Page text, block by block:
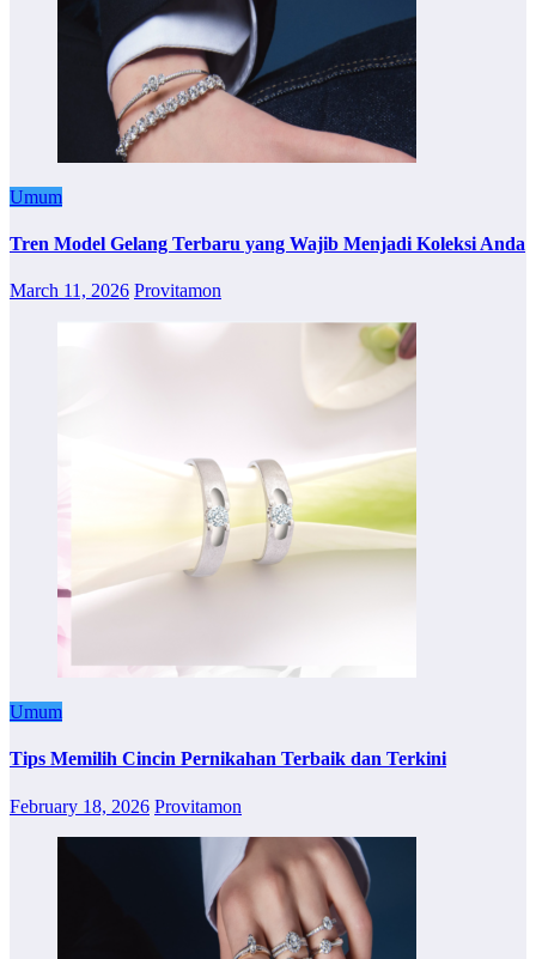
Umum
Tren Model Gelang Terbaru yang Wajib Menjadi Koleksi Anda
March 11, 2026 Provitamon
Umum
Tips Memilih Cincin Pernikahan Terbaik dan Terkini
February 18, 2026 Provitamon